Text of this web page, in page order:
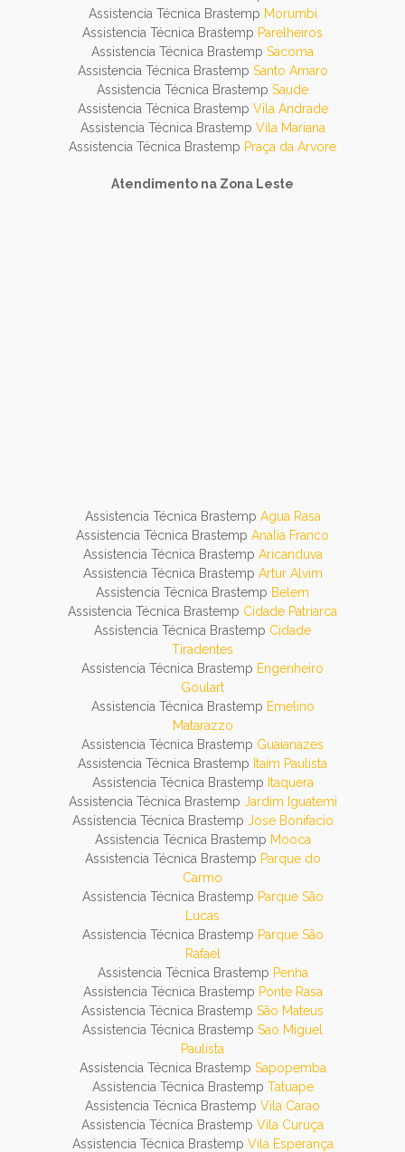
Assistencia Técnica Brastemp Morumbi
Assistencia Técnica Brastemp Parelheiros
Assistencia Técnica Brastemp Sacoma
Assistencia Técnica Brastemp Santo Amaro
Assistencia Técnica Brastemp Saude
Assistencia Técnica Brastemp Vila Andrade
Assistencia Técnica Brastemp Vila Mariana
Assistencia Técnica Brastemp Praça da Arvore
Atendimento na Zona Leste
Assistencia Técnica Brastemp Agua Rasa
Assistencia Técnica Brastemp Analia Franco
Assistencia Técnica Brastemp Aricanduva
Assistencia Técnica Brastemp Artur Alvim
Assistencia Técnica Brastemp Belem
Assistencia Técnica Brastemp Cidade Patriarca
Assistencia Técnica Brastemp Cidade
Tiradentes
Assistencia Técnica Brastemp Engenheiro
Goulart
Assistencia Técnica Brastemp Emelino
Matarazzo
Assistencia Técnica Brastemp Guaianazes
Assistencia Técnica Brastemp Itaim Paulista
Assistencia Técnica Brastemp Itaquera
Assistencia Técnica Brastemp Jardim Iguatemi
Assistencia Técnica Brastemp Jose Bonifacio
Assistencia Técnica Brastemp Mooca
Assistencia Técnica Brastemp Parque do
Carmo
Assistencia Técnica Brastemp Parque São
Lucas
Assistencia Técnica Brastemp Parque São
Rafael
Assistencia Técnica Brastemp Penha
Assistencia Técnica Brastemp Ponte Rasa
Assistencia Técnica Brastemp São Mateus
Assistencia Técnica Brastemp Sao Miguel
Paulista
Assistencia Técnica Brastemp Sapopemba
Assistencia Técnica Brastemp Tatuape
Assistencia Técnica Brastemp Vila Carao
Assistencia Técnica Brastemp Vila Curuça
Assistencia Técnica Brastemp Vila Esperança